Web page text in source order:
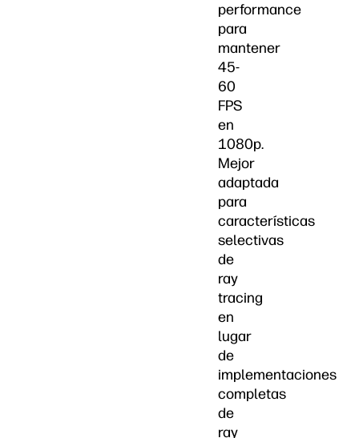
performance
para
mantener
45-
60
FPS
en
1080p.
Mejor
adaptada
para
características
selectivas
de
ray
tracing
en
lugar
de
implementaciones
completas
de
ray